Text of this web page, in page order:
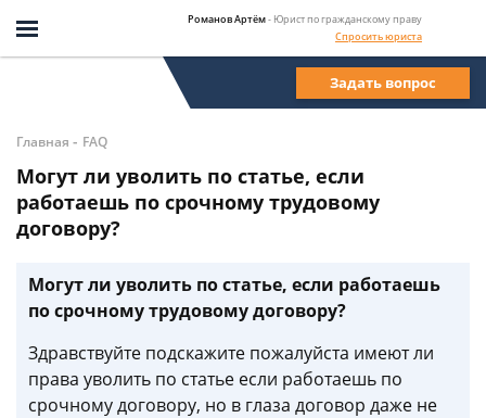
Романов Артём- Юрист по гражданскому праву
Спросить юриста
Задать вопрос
Главная - FAQ
Могут ли уволить по статье, если
работаешь по срочному трудовому
договору?
Могут ли уволить по статье, если работаешь
по срочному трудовому договору?
Здравствуйте подскажите пожалуйста имеют ли
права уволить по статье если работаешь по
срочному договору, но в глаза договор даже не